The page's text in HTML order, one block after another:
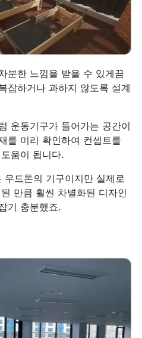
분한 느낌을 받을 수 있게끔
잡하거나 과하지 않도록 설계
운동기구가 들어가는 공간이
를 미리 확인하여 컨셉트를
움이 됩니다.
드톤의 기구이지만 실제로
만큼 훨씬 차별화된 디자인
기 충분했죠.